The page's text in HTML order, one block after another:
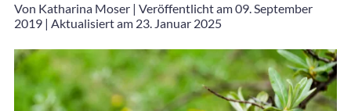
Von Katharina Moser | Veröffentlicht am 09. September
2019 | Aktualisiert am 23. Januar 2025